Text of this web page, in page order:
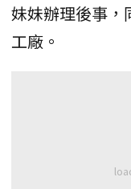
妹妹辦理後事，
工廠。